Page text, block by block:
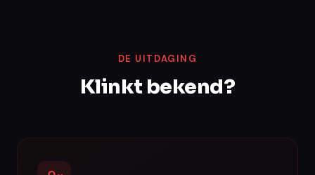
DE UITDAGING
Klinkt bekend?